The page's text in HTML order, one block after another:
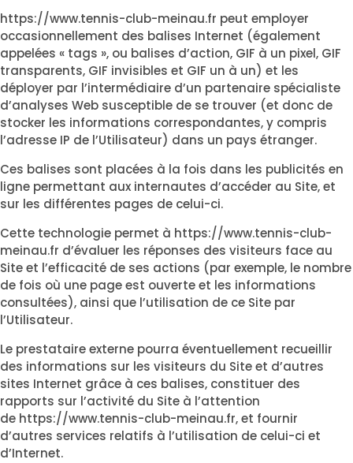
https://www.tennis-club-meinau.fr peut employer
occasionnellement des balises Internet (également
appelées « tags », ou balises d’action, GIF à un pixel, GIF
transparents, GIF invisibles et GIF un à un) et les
déployer par l’intermédiaire d’un partenaire spécialiste
d’analyses Web susceptible de se trouver (et donc de
stocker les informations correspondantes, y compris
l’adresse IP de l’Utilisateur) dans un pays étranger.
Ces balises sont placées à la fois dans les publicités en
ligne permettant aux internautes d’accéder au Site, et
sur les différentes pages de celui-ci.
Cette technologie permet à https://www.tennis-club-
meinau.fr d’évaluer les réponses des visiteurs face au
Site et l’efficacité de ses actions (par exemple, le nombre
de fois où une page est ouverte et les informations
consultées), ainsi que l’utilisation de ce Site par
l’Utilisateur.
Le prestataire externe pourra éventuellement recueillir
des informations sur les visiteurs du Site et d’autres
sites Internet grâce à ces balises, constituer des
rapports sur l’activité du Site à l’attention
de https://www.tennis-club-meinau.fr, et fournir
d’autres services relatifs à l’utilisation de celui-ci et
d’Internet.